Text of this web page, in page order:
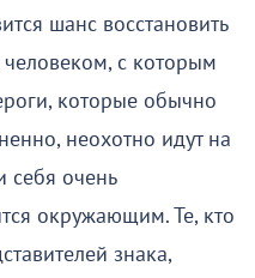
шанс восстановить
человеком, с которым
которые обычно
неохотно идут на
себя очень
окружающим. Те, кто
знака,